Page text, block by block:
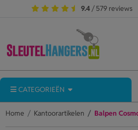
9.4 / 579 reviews
CATEGORIEËN
Home Kantoorartikelen Balpen